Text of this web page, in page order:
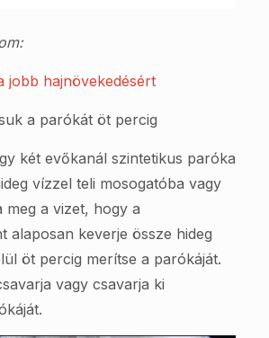
jobb hajnövekedésért
a parókát öt percig
két evőkanál szintetikus paróka
vízzel teli mosogatóba vagy
meg a vizet, hogy a
alaposan keverje össze hideg
öt percig merítse a parókáját.
vagy csavarja ki